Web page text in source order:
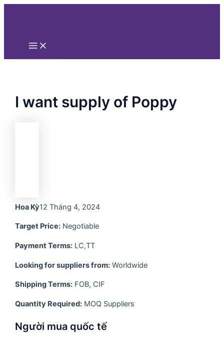
Nhảy
Main
I want supply of Poppy
Hoa Kỳ12 Tháng 4, 2024
Target Price: Negotiable
Payment Terms: LC,TT
Looking for suppliers from: Worldwide
Shipping Terms: FOB, CIF
Quantity Required: MOQ Suppliers
Người mua quốc tế